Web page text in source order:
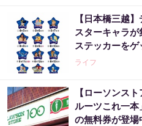
【日本橋三越
スターキャラ
ステッカーをゲ
ライフ
【ローソンス
ルーツこれ一
の無料券が登場